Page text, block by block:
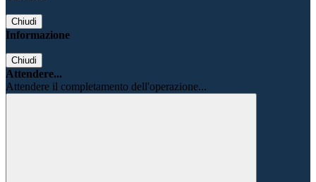
Chiudi
Informazione
Chiudi
Attendere...
Attendere il completamento dell'operazione...